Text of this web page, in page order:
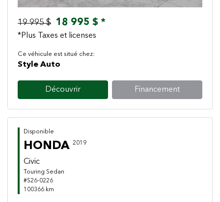
19 995 $ 18 995 $ *
*Plus Taxes et licenses
Ce véhicule est situé chez:
Style Auto
Découvrir Financement
Disponible
HONDA 2019
Civic
Touring Sedan
#S26-0226
100366 km